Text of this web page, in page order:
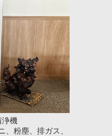
浄機
、粉塵、排ガス、